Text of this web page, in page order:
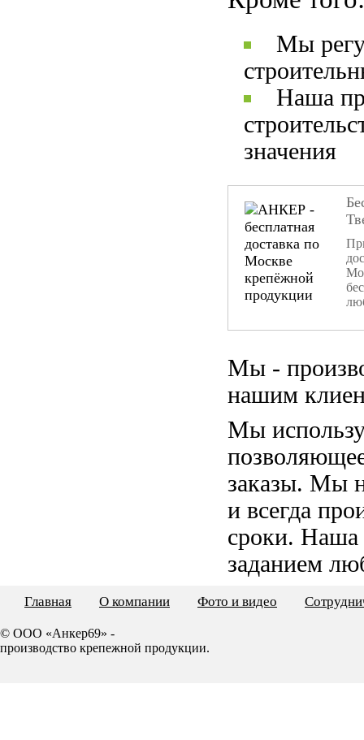
Мы
Наша
значения
Мы -
нашим
Мы
заказы. Мы
и всегда
сроки. Наша
заданием
Главная О компании Фото и видео
© ООО «Анкер69» -
производство крепежной продукции.